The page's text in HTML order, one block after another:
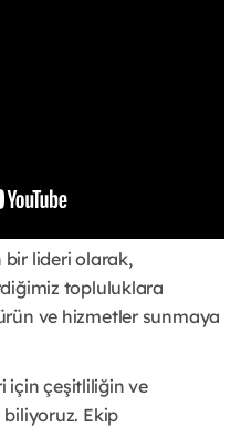
bir lideri olarak,
topluluklara
ve hizmetler sunmaya
için çeşitliliğin ve
biliyoruz. Ekip